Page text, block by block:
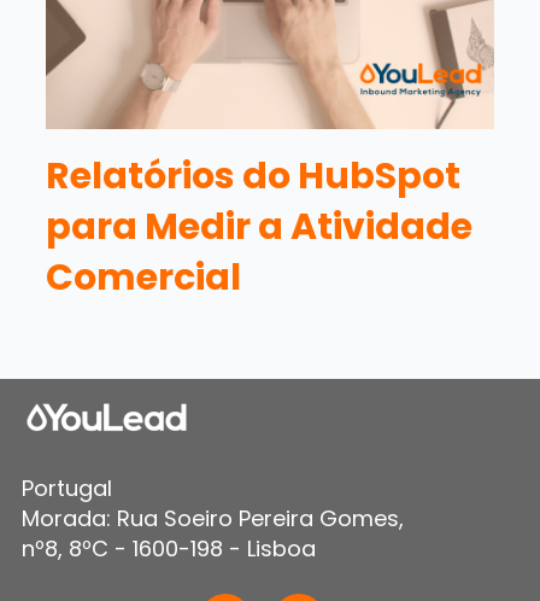
Relatórios do HubSpot
para Medir a Atividade
Comercial
Portugal
Morada: Rua Soeiro Pereira Gomes,
nº8, 8ºC - 1600-198 - Lisboa